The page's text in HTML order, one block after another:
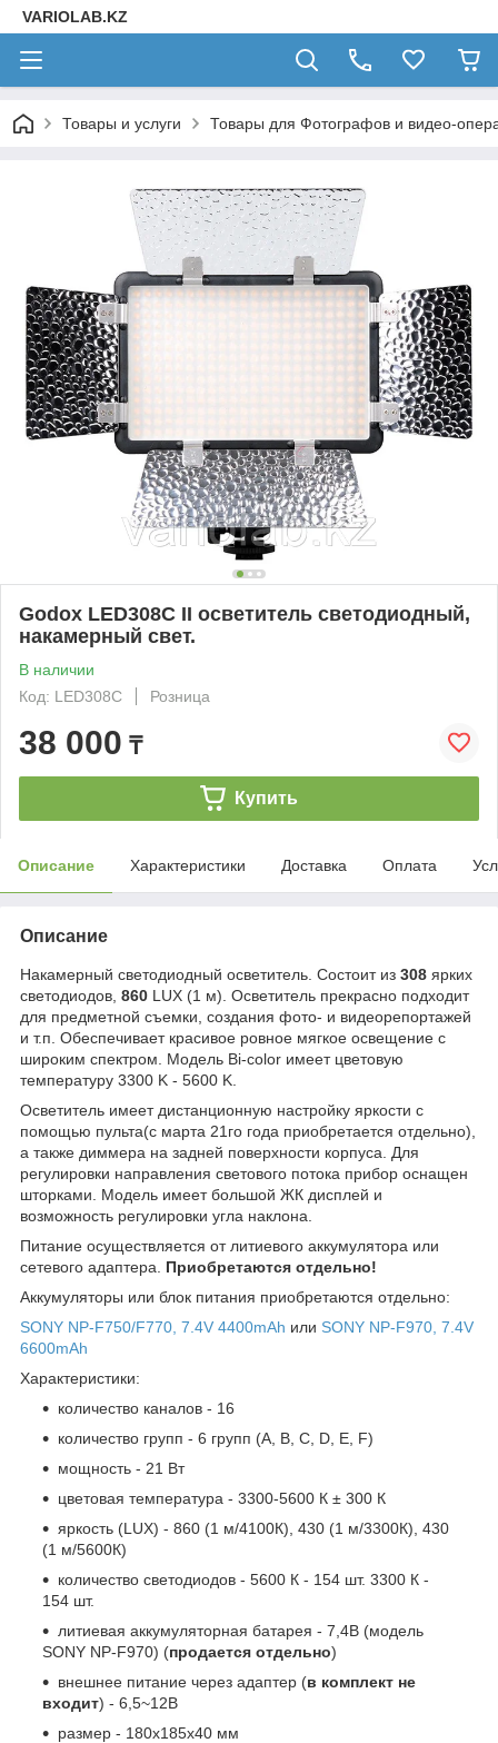
VARIOLAB.KZ
Товары и услуги Товары для Фотографов и видео-
Godox LED308C II осветитель светодиодный,
накамерный свет.
В наличии
Код: LED308C
Розница
38 000 ₸
Купить
Описание Характеристики Доставка Оплата
Описание
Накамерный светодиодный осветитель. Состоит из 308 ярких
светодиодов, 860 LUX (1 м). Осветитель прекрасно подходит
для предметной съемки, создания фото- и видеорепортажей
и т.п. Обеспечивает красивое ровное мягкое освещение с
широким спектром. Модель Bi-color имеет цветовую
температуру 3300 K - 5600 K.
Осветитель имеет дистанционную настройку яркости с
помощью пульта(с марта 21го года приобретается отдельно),
а также диммера на задней поверхности корпуса. Для
регулировки направления светового потока прибор оснащен
шторками. Модель имеет большой ЖК дисплей и
возможность регулировки угла наклона.
Питание осуществляется от литиевого аккумулятора или
сетевого адаптера. Приобретаются отдельно!
Аккумуляторы или блок питания приобретаются отдельно:
SONY NP-F750/F770, 7.4V 4400mAh или SONY NP-F970, 7.4V
6600mAh
Характеристики:
количество каналов - 16
количество групп - 6 групп (A, B, C, D, E, F)
мощность - 21 Вт
цветовая температура - 3300-5600 К ± 300 К
яркость (LUX) - 860 (1 м/4100К), 430 (1 м/3300К), 430
(1 м/5600К)
количество светодиодов - 5600 К - 154 шт. 3300 К -
154 шт.
литиевая аккумуляторная батарея - 7,4В (модель
SONY NP-F970) (продается отдельно)
внешнее питание через адаптер (в комплект не
входит) - 6,5~12В
размер - 180х185х40 мм